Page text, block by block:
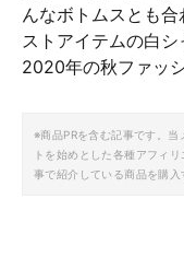
んなボトムスとも
ストアイテムの白シ
2020年の秋ファッ
※商品PRを含む記事です。
トを始めとした各種アフィ
事で紹介している商品を購入